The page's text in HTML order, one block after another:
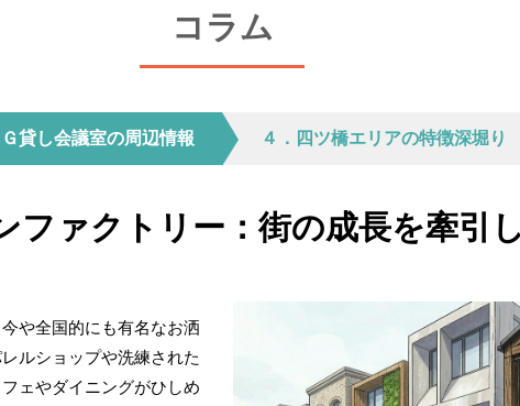
コラム
貸し会議室の周辺情報 ４．四ツ橋エリアの特徴深堀り
ファクトリー：街の成長を牽引
や全国的にも有名なお洒
ルショップや洗練された
ェやダイニングがひしめ